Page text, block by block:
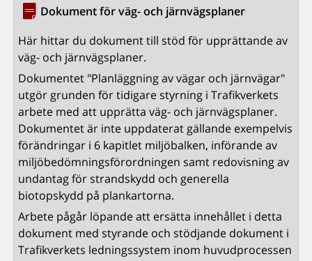
Dokument för väg- och järnvägsplaner
Här hittar du dokument till stöd för upprättande av
väg- och järnvägsplaner.
Dokumentet "Planläggning av vägar och järnvägar"
utgör grunden för tidigare styrning i Trafikverkets
arbete med att upprätta väg- och järnvägsplaner.
Dokumentet är inte uppdaterat gällande exempelvis
förändringar i 6 kapitlet miljöbalken, införande av
miljöbedömningsförordningen samt redovisning av
undantag för strandskydd och generella
biotopskydd på plankartorna.
Arbete pågår löpande att ersätta innehållet i detta
dokument med styrande och stödjande dokument i
Trafikverkets ledningssystem inom huvudprocessen